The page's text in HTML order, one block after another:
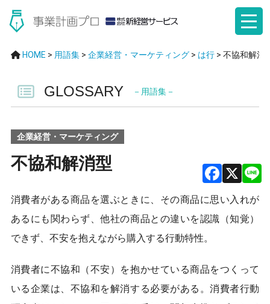
HOME > 用語集> 企業経営・マーケティング> は行> 不協和解消
GLOSSARY －用語集－
企業経営・マーケティング
不協和解消型
F
a
o
o
X
消費者がある商品を選ぶときに、その商品に思い入れが
あるにも関わらず、他社の商品との違いを認識（知覚）
できず、不安を抱えながら購入する行動特性。
消費者に不協和（不安）を抱かせている商品をつくって
いる企業は、不協和を解消する必要がある。消費者行動